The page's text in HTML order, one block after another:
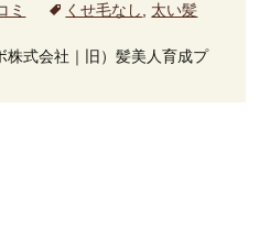
ミ くせ毛なし
太い髪
株式会社｜旧）髪美人育成プ